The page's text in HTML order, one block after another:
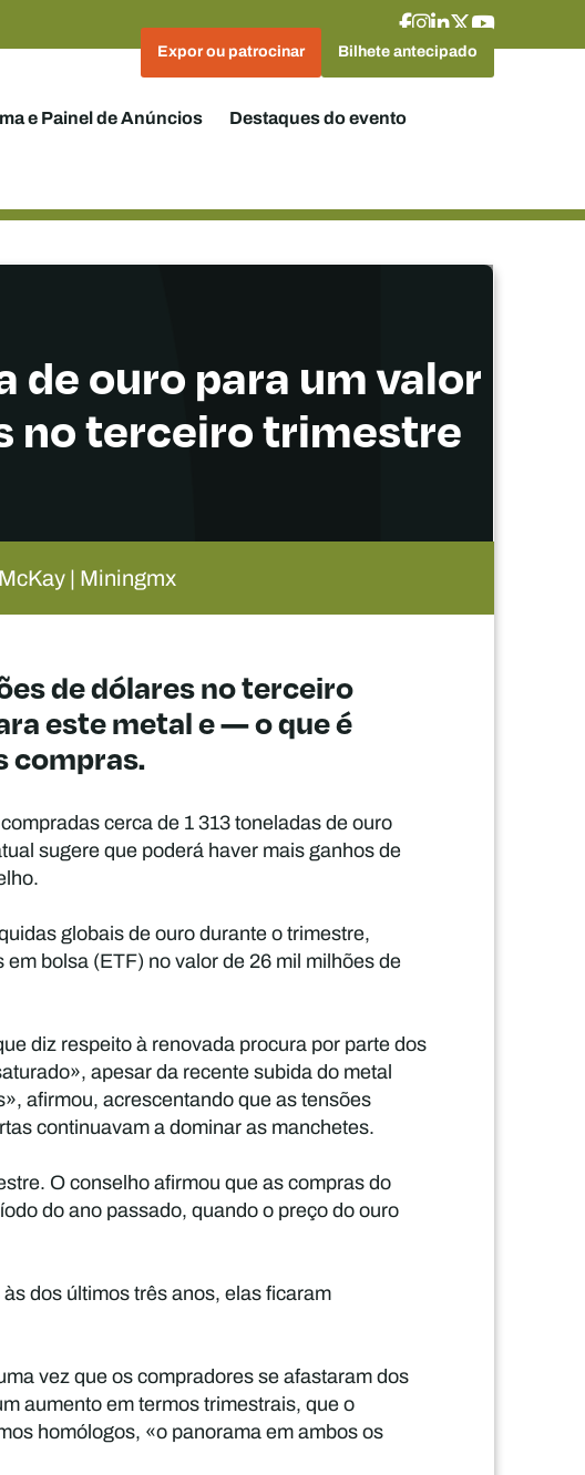
Expor ou patrocinar Bilhete antecipado
e Painel de Anúncios Destaques do evento
de ouro para um valor
no terceiro trimestre
| Miningmx
de dólares no terceiro
este metal e — o que é
compras.
cerca de 1 313 toneladas de ouro
sugere que poderá haver mais ganhos de
globais de ouro durante o trimestre,
bolsa (ETF) no valor de 26 mil milhões de
diz respeito à renovada procura por parte dos
apesar da recente subida do metal
afirmou, acrescentando que as tensões
continuavam a dominar as manchetes.
O conselho afirmou que as compras do
do ano passado, quando o preço do ouro
dos últimos três anos, elas ficaram
vez que os compradores se afastaram dos
aumento em termos trimestrais, que o
homólogos, «o panorama em ambos os